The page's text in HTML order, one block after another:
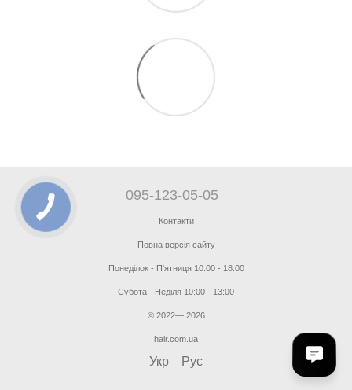
095-123-05-05
Контакти
Повна версія сайту
Понеділок - П'ятниця 10:00 - 18:00
Субота - Неділя 10:00 - 13:00
© 2022— 2026
hair.com.ua
Укр Рус